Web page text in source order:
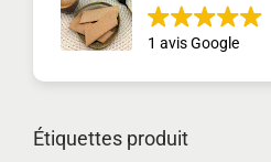
1 avis Google
Étiquettes produit